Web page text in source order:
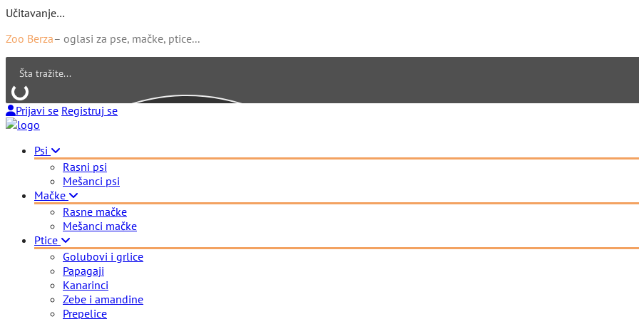
Učitavanje…
Zoo Berza– oglasi za pse, mačke, ptice...
Prijavi se Registruj se
Psi
Rasni psi
Mešanci psi
Mačke
Rasne mačke
Mešanci mačke
Ptice
Golubovi i grlice
Papagaji
Kanarinci
Zebe i amandine
Prepelice